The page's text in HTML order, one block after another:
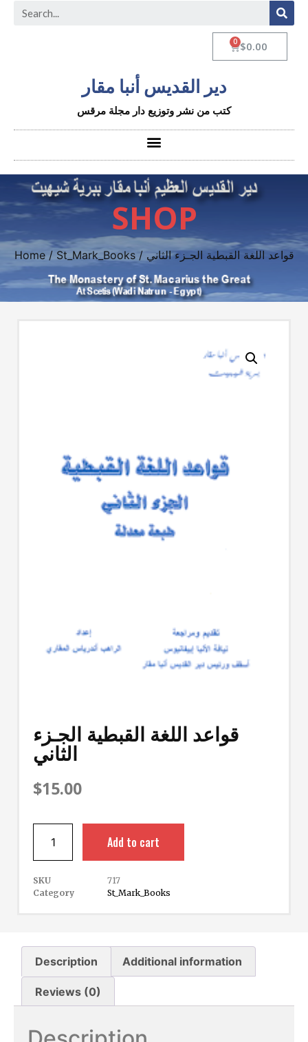
$0.00
دير القديس أنبا مقار
كتب من نشر وتوزيع دار مجلة مرقس
SHOP
Home/ St_Mark_Books / قواعد اللغة القبطية الجـزء الثاني
قواعد اللغة القبطية الجـزء
الثاني
$15.00
Add to cart
SKU
717
Category
St_Mark_Books
Description Additional information
Reviews (0)